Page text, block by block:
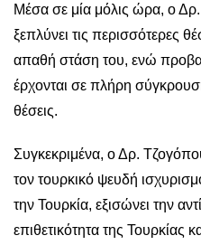
Μέσα σε μία μόλις ώρα, ο
ξεπλύνει τις περισσότερες
απαθή στάση του, ενώ
έρχονται σε πλήρη
θέσεις.
Συγκεκριμένα, ο Δρ.
τον τουρκικό ψευδή
την Τουρκία, εξισώνει την
επιθετικότητα της Τουρκίας